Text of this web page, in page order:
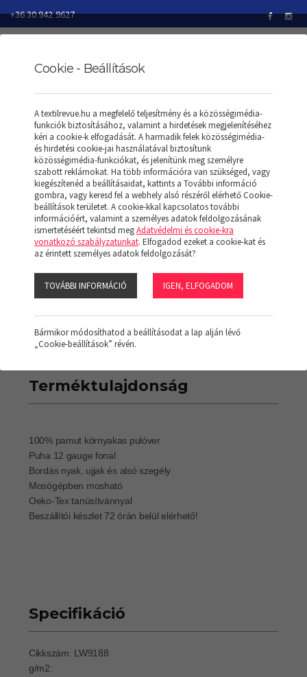
+36 30 942 9627
MEN’S CREW NECK FINE GAUGE COTTON PULLOVER
MEN’S CREW NECK FINE
GAUGE COTTON
PULLOVER
Terméktulajdonság
100% pamut környakas pulóver
Puha 12 gauge fonal
Bordás nyak, ujjak és alsó szegély
Mosógépben mosható
Oeko-Tex tanúsítvánnyal
Beszállítói készlet 72 órán belül elérhető!
Specifikáció
Cikkszám: LW9188
g/m2:
Cookie - Beállítások
A textilrevue.hu a megfelelő teljesítmény és a közösségimédia-
funkciók biztosításához, valamint a hirdetések megjelenítéséhez
kéri a cookie-k elfogadását. A harmadik felek közösségimédia-
és hirdetési cookie-jai használatával biztosítunk
közösségimédia-funkciókat, és jelenítünk meg személyre
szabott reklámokat. Ha több információra van szükséged, vagy
kiegészítenéd a beállításaidat, kattints a További információ
gombra, vagy keresd fel a webhely alsó részéről elérhető Cookie-
beállítások területet. A cookie-kkal kapcsolatos további
információért, valamint a személyes adatok feldolgozásának
ismertetéséért tekintsd megAdatvédelmi és cookie-kra
vonatkozó szabályzatunkat. Elfogadod ezeket a cookie-kat és
az érintett személyes adatok feldolgozását?
TOVÁBBI INFORMÁCIÓ IGEN, ELFOGADOM
Bármikor módosíthatod a beállításodat a lap alján lévő
„Cookie-beállítások” révén.